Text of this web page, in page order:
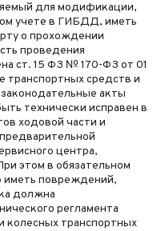
для модификации,
учете в ГИБДД, иметь
о прохождении
проведения
ст. 15 ФЗ № 170-ФЗ от 01
транспортных средств и
акты
технически исправен в
ходовой части и
центра,
этом в обязательном
иметь повреждений,
должна
регламента
колесных транспортных